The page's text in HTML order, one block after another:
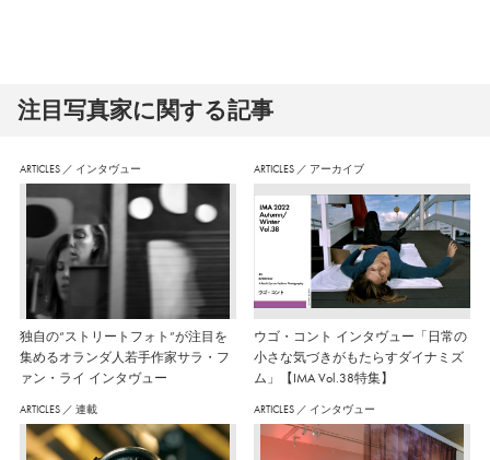
注⽬写真家に関する記事
ARTICLES ／ インタヴュー
独自の“ストリートフォト”が注目を
集めるオランダ人若手作家サラ・フ
ァン・ライ インタヴュー
ARTICLES ／ アーカイブ
ウゴ・コント インタヴュー「日常の
小さな気づきがもたらすダイナミズ
ム」【IMA Vol.38特集】
ARTICLES ／ 連載 ARTICLES ／ インタヴュー